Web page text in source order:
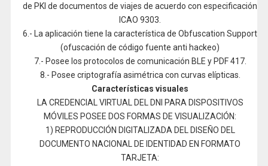
de PKI de documentos de viajes de acuerdo con especificación
ICAO 9303.
6.- La aplicación tiene la característica de Obfuscation Support
(ofuscación de código fuente anti hackeo)
7.- Posee los protocolos de comunicación BLE y PDF 417.
8.- Posee criptografía asimétrica con curvas elípticas.
Características visuales
LA CREDENCIAL VIRTUAL DEL DNI PARA DISPOSITIVOS
MÓVILES POSEE DOS FORMAS DE VISUALIZACIÓN:
1) REPRODUCCIÓN DIGITALIZADA DEL DISEÑO DEL
DOCUMENTO NACIONAL DE IDENTIDAD EN FORMATO
TARJETA: